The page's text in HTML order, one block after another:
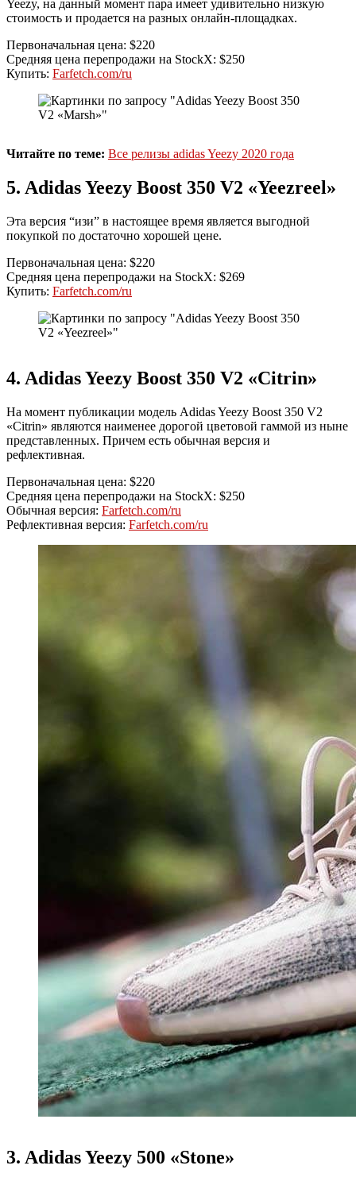
Yeezy, на данный момент пара имеет удивительно низкую
стоимость и продается на разных онлайн-площадках.
Первоначальная цена: $220
Средняя цена перепродажи на StockX: $250
Купить: Farfetch.com/ru
Читайте по теме: Все релизы adidas Yeezy 2020 года
5. Adidas Yeezy Boost 350 V2 «Yeezreel»
Эта версия “изи” в настоящее время является выгодной
покупкой по достаточно хорошей цене.
Первоначальная цена: $220
Средняя цена перепродажи на StockX: $269
Купить: Farfetch.com/ru
4. Adidas Yeezy Boost 350 V2 «Citrin»
На момент публикации модель Adidas Yeezy Boost 350 V2
«Citrin» являются наименее дорогой цветовой гаммой из ныне
представленных. Причем есть обычная версия и
рефлективная.
Первоначальная цена: $220
Средняя цена перепродажи на StockX: $250
Обычная версия: Farfetch.com/ru
Рефлективная версия: Farfetch.com/ru
3. Adidas Yeezy 500 «Stone»